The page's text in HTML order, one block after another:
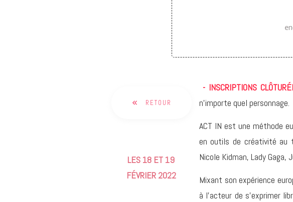
RETOUR
LES 18 ET 19
FÉVRIER 2022
- INSCRIPTIONS
n'importe quel personnage.
ACT IN est une méthode
en outils de créativité au
Nicole Kidman, Lady Gaga,
Mixant son expérience
à l'acteur de s'exprimer